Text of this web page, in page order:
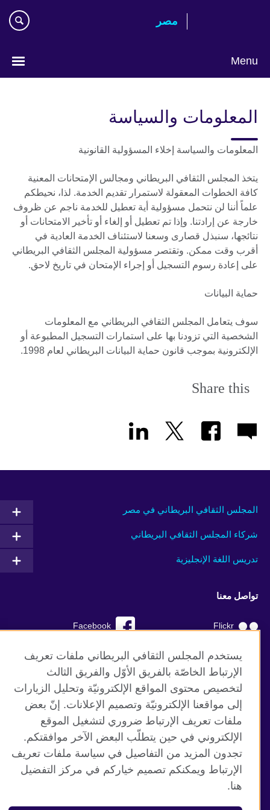
مصر‎
Menu
المعلومات والسياسة
المعلومات والسياسة إخلاء المسؤولية القانونية
يتخذ المجلس الثقافي البريطاني ومجالس الإمتحانات المعنية
كافة الخطوات المعقولة لاستمرار تقديم الخدمة. لذا، نحيطكم
علماً أننا لن نتحمل مسؤولية أية تعطيل للخدمة ناجم عن ظروف
خارجة عن إرادتنا. وإذا تم تعطيل أو إلغاء أو تأخير الامتحانات أو
نتائجها، سنبذل قصارى وسعنا لاستئناف الخدمة العادية في
أقرب وقت ممكن. وتقتصر مسؤولية المجلس الثقافي البريطاني
على إعادة رسوم التسجيل أو إجراء الإمتحان في تاريخ لاحق.
حماية البيانات
سوف يتعامل المجلس الثقافي البريطاني مع المعلومات
الشخصية التي تزودنا بها على استمارات التسجيل المطبوعة أو
الإلكترونية بموجب قانون حماية البيانات البريطاني لعام 1998.
Share this
المجلس الثقافي البريطاني في مصر
شركاء المجلس الثقافي البريطاني
تدريس اللغة الإنجليزية
تواصل معنا
Facebook Flickr
YouTube RSS
TikTok
موقع المجلس الثقافي البريطاني العالمي
الخصوصية وشروط الاستخدام
ملفات تعريف الإرتباط
خارطة الموقع
يستخدم المجلس الثقافي البريطاني ملفات تعريف
الإرتباط الخاصّة بالفريق الأوّل والفريق الثالث
لتخصيص محتوى المواقع الإلكترونيّة وتحليل الزيارات
إلى مواقعنا الإلكترونيّة وتصميم الإعلانات. إنّ بعض
ملفات تعريف الإرتباط ضروري لتشغيل الموقع
الإلكتروني في حين يتطلّب البعض الآخر موافقتكم.
تجدون المزيد من التفاصيل في سياسة ملفات تعريف
الإرتباط ويمكنكم تصميم خياركم في مركز التفضيل
هنا.